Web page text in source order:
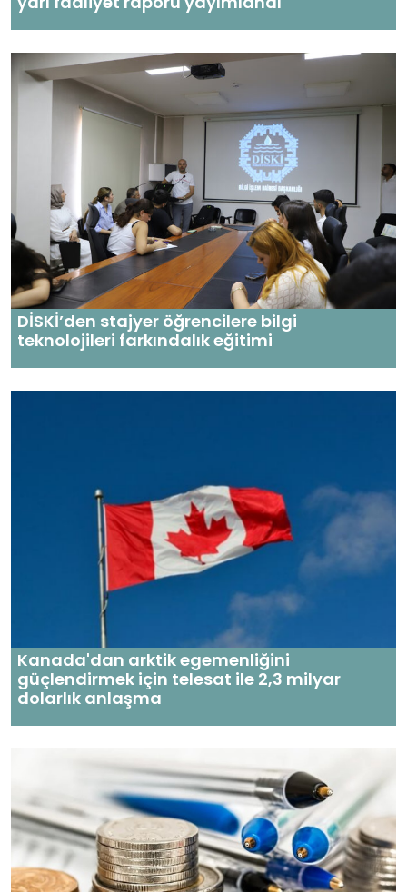
DİSKİ’den stajyer öğrencilere bilgi
teknolojileri farkındalık eğitimi
Kanada'dan arktik egemenliğini
güçlendirmek için telesat ile 2,3 milyar
dolarlık anlaşma